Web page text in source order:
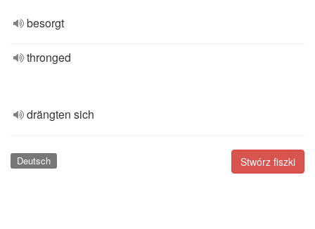
besorgt
thronged
drängten sich
Stwórz fiszki
Deutsch